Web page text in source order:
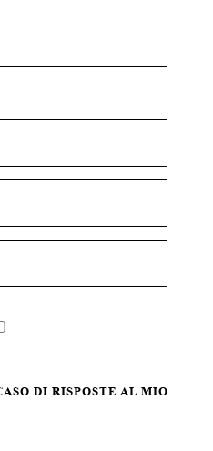
DI RISPOSTE AL MIO